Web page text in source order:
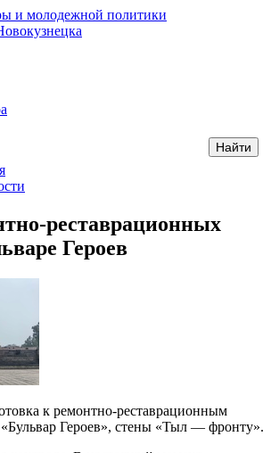
и молодежной политики
реставрационных
Героев
к ремонтно-реставрационным
Героев», стены «Тыл — фронту».